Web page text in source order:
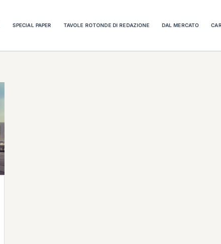
SPECIAL PAPER TAVOLE ROTONDE DI REDAZIONE DAL MERCATO